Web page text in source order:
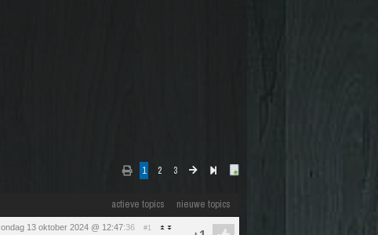
1 2 3
actieve topics nieuwe topics
13 oktober 2024 @ 12:47:36 #1